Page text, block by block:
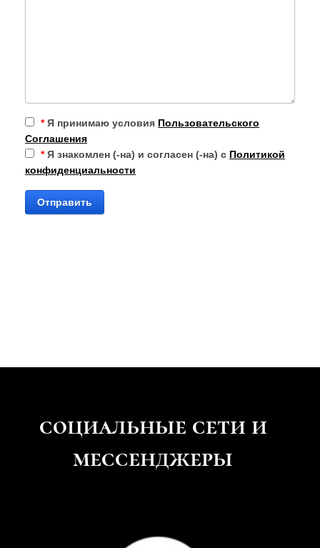
*Я принимаю условия Пользовательского
Соглашения
*Я знакомлен (-на) и согласен (-на) с Политикой
конфиденциальности
Отправить
социальные сети и
мессенджеры